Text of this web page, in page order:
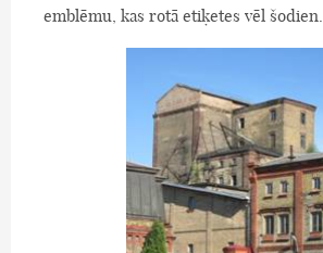
emblēmu, kas rotā etiķetes vēl šodien.